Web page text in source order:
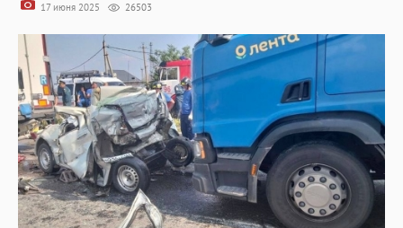
17 июня 2025 26503